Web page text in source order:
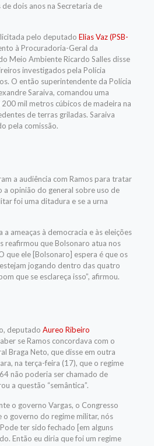
dois anos na Secretaria de
pelo deputado Elias Vaz (PSB-
à Procuradoria-Geral da
Meio Ambiente Ricardo Salles disse
investigados pela Polícia
O então superintendente da Polícia
Saraiva, comandou uma
mil metros cúbicos de madeira na
de terras griladas. Saraiva
pela comissão.
a audiência com Ramos para tratar
a opinião do general sobre uso de
foi uma ditadura e se a urna
ameaças à democracia e às eleições
reafirmou que Bolsonaro atua nos
que ele [Bolsonaro] espera é que os
jogando dentro das quatro
que se esclareça isso”, afirmou.
deputado Aureo Ribeiro
se Ramos concordava com o
Braga Neto, que disse em outra
na terça-feira (17), que o regime
não poderia ser chamado de
a questão “semântica”.
o governo Vargas, o Congresso
o governo do regime militar, nós
ter sido fechado [em alguns
Então eu diria que foi um regime